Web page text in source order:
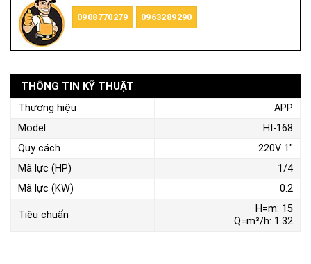
0908770279 0963289290
THÔNG TIN KỸ THUẬT
Thương hiệu
APP
Model
HI-168
Quy cách
220V 1″
Mã lực (HP)
1/4
Mã lực (KW)
0.2
Tiêu chuẩn
H=m: 15
Q=m³/h: 1.32